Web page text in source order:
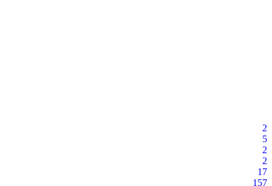
2
5
2
2
17
157